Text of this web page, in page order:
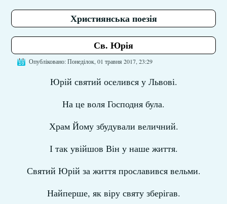
Християнська поезія
Св. Юрія
Опубліковано: Понеділок, 01 травня 2017, 23:29
Юрій святий оселився у Львові.
На це воля Господня була.
Храм Йому збудували величний.
І так увійшов Він у наше життя.
Святий Юрій за життя прославився вельми.
Найперше, як віру святу зберігав.